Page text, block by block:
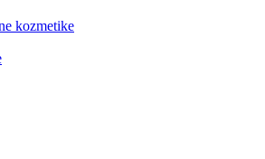
kozmetike